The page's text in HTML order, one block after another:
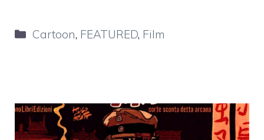
Categorie
Cartoon, FEATURED, Film